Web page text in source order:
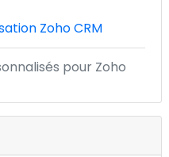
Zoho CRM
pour Zoho